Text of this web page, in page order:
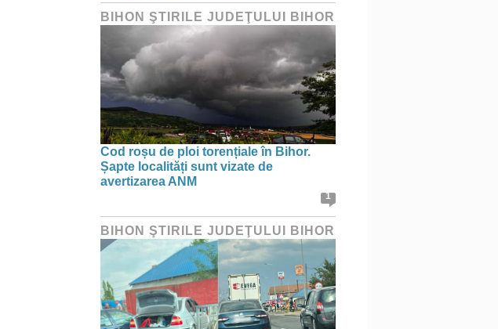
BIHON ŞTIRILE JUDEŢULUI BIHOR
Cod roșu de ploi torențiale în Bihor.
Șapte localități sunt vizate de
avertizarea ANM
1
BIHON ŞTIRILE JUDEŢULUI BIHOR